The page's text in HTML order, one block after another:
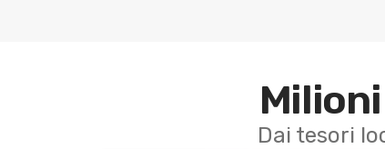
Dai tesori